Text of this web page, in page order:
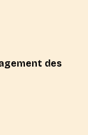
des